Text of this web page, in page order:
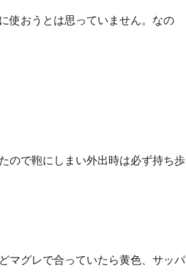
使おうとは思っていません。なの
ので鞄にしまい外出時は必ず持ち歩
マグレで合っていたら黄色、サッパ